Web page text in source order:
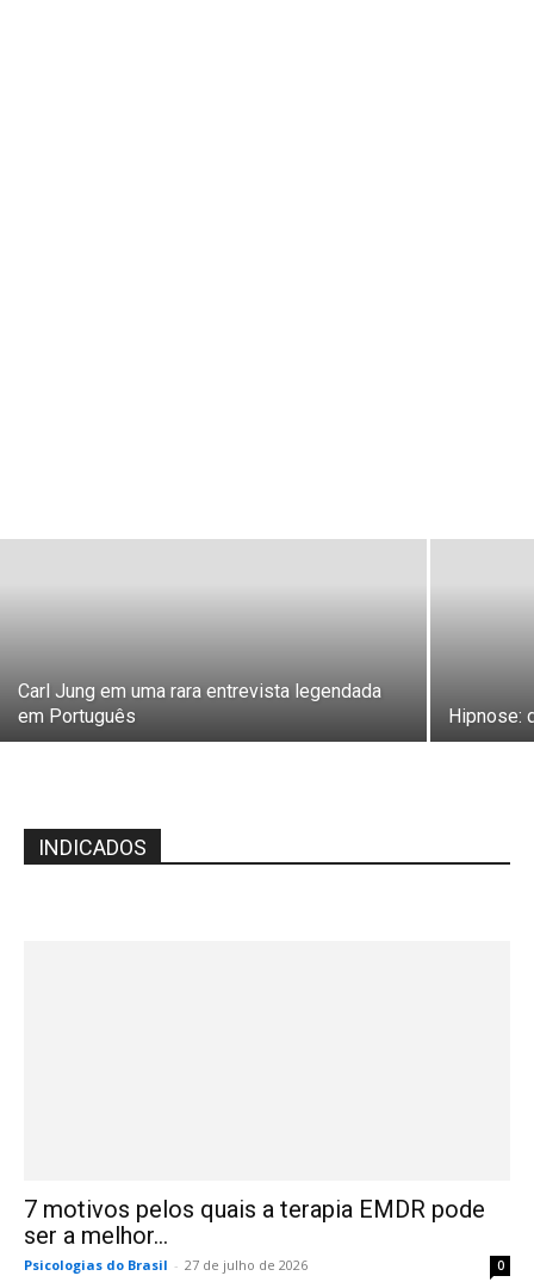
Carl Jung em uma rara entrevista legendada
em Português
Hipnose:
INDICADOS
7 motivos pelos quais a terapia EMDR pode
ser a melhor...
Psicologias do Brasil - 27 de julho de 2026 0